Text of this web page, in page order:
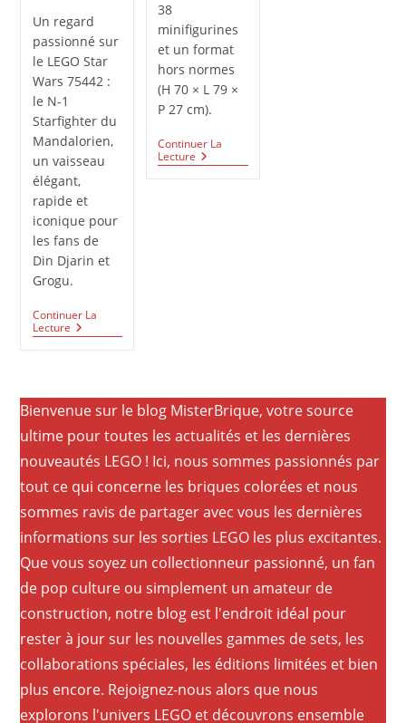
Un regard
passionné sur
le LEGO Star
Wars 75442 :
le N-1
Starfighter du
Mandalorien,
un vaisseau
élégant,
rapide et
iconique pour
les fans de
Din Djarin et
Grogu.
Continuer La
LectureLEGO
Star
Le
N-
1
Starfighter
Du
Entre
Et
Nostalgie
38
minifigurines
et un format
hors normes
(H 70 × L 79 ×
P 27 cm).
Continuer La
Lecture L’Étoile
De
Bienvenue sur le blog MisterBrique, votre source
ultime pour toutes les actualités et les dernières
nouveautés LEGO ! Ici, nous sommes passionnés par
tout ce qui concerne les briques colorées et nous
sommes ravis de partager avec vous les dernières
informations sur les sorties LEGO les plus excitantes.
Que vous soyez un collectionneur passionné, un fan
de pop culture ou simplement un amateur de
construction, notre blog est l'endroit idéal pour
rester à jour sur les nouvelles gammes de sets, les
collaborations spéciales, les éditions limitées et bien
plus encore. Rejoignez-nous alors que nous
explorons l'univers LEGO et découvrons ensemble